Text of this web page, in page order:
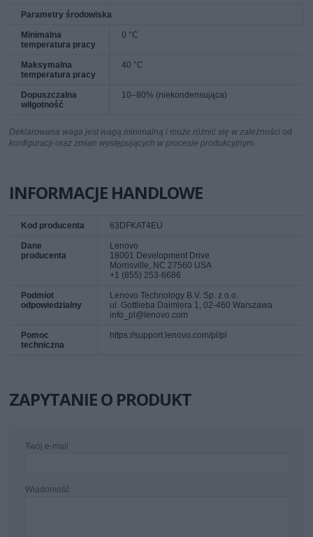
Parametry środowiska
Minimalna
temperatura pracy
0 °C
Maksymalna
temperatura pracy
40 °C
Dopuszczalna
wilgotność
10–80% (niekondensująca)
Deklarowana waga jest wagą minimalną i może różnić się w zależności od
konfiguracji oraz zmian występujących w procesie produkcyjnym.
INFORMACJE HANDLOWE
Kod producenta 63DFKAT4EU
Dane
producenta
Lenovo
18001 Development Drive
Morrisville, NC 27560 USA
+1 (855) 253-6686
Podmiot
odpowiedzialny
Lenovo Technology B.V. Sp. z o.o.
ul. Gottlieba Daimlera 1, 02-460 Warszawa
info_pl@lenovo.com
Pomoc
techniczna
https://support.lenovo.com/pl/pl
ZAPYTANIE O PRODUKT
Twój e-mail
Wiadomość